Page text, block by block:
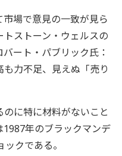
市場で意見の一致が見ら
ストーン・ウェルスの
ート・パブリック氏：
力不足、見えぬ「売り
に特に材料がないこと
年のブラックマンデ
クである。